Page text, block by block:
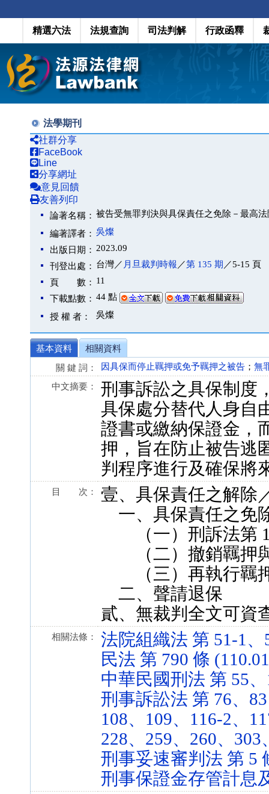
精選六法 法規查詢 司法判解 行政函釋
法學期刊
社群分享
FaceBook
Line
分享網址
意見回饋
友善列印
論著名稱： 被告受無罪判決與具保責任之免除－最高
編著譯者： 吳燦
出版日期： 2023.09
刊登出處： 台灣／ 月旦裁判時報 ／第 135 期 ／5-15 頁
頁 數： 11
下載點數： 44 點
授 權 者： 吳燦
基本資料
相關資料
關 鍵 詞：
因具保而停止羈押或免予羈押之被告 ； 無
中文摘要：
刑事訴訟之具保制度
具保處分替代人身自
證書或繳納保證金，
押，旨在防止被告逃
判程序進行及確保將
目 次：
壹、具保責任之解除
一、具保責任之免
（一）刑訴法第
（二）撤銷羈押與
（三）再執行羈
二、聲請退保
貳、無裁判全文可資
相關法條：
法院組織法 第 51-1、
民法 第 790 條
中華民國刑法 第 55
刑事訴訟法 第 76、
108、109、116-2、
228、259、260、303
刑事妥速審判法 第 5
刑事保證金存管計息